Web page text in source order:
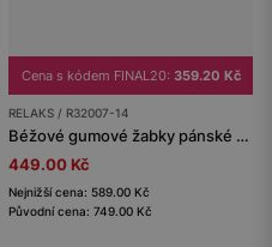
Cena s kódem FINAL20: 359.20 Kč
RELAKS / R32007-14
Béžové gumové žabky pánské RELAKS s černým logem
449.00 Kč
Nejnižší cena: 589.00 Kč
Původní cena: 749.00 Kč